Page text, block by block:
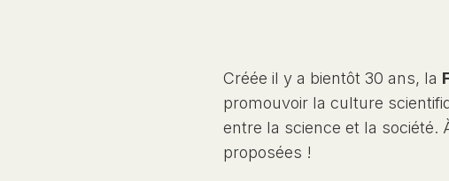
Créée il y a bientôt 30 ans, la
promouvoir la culture
entre la science et la société.
proposées !